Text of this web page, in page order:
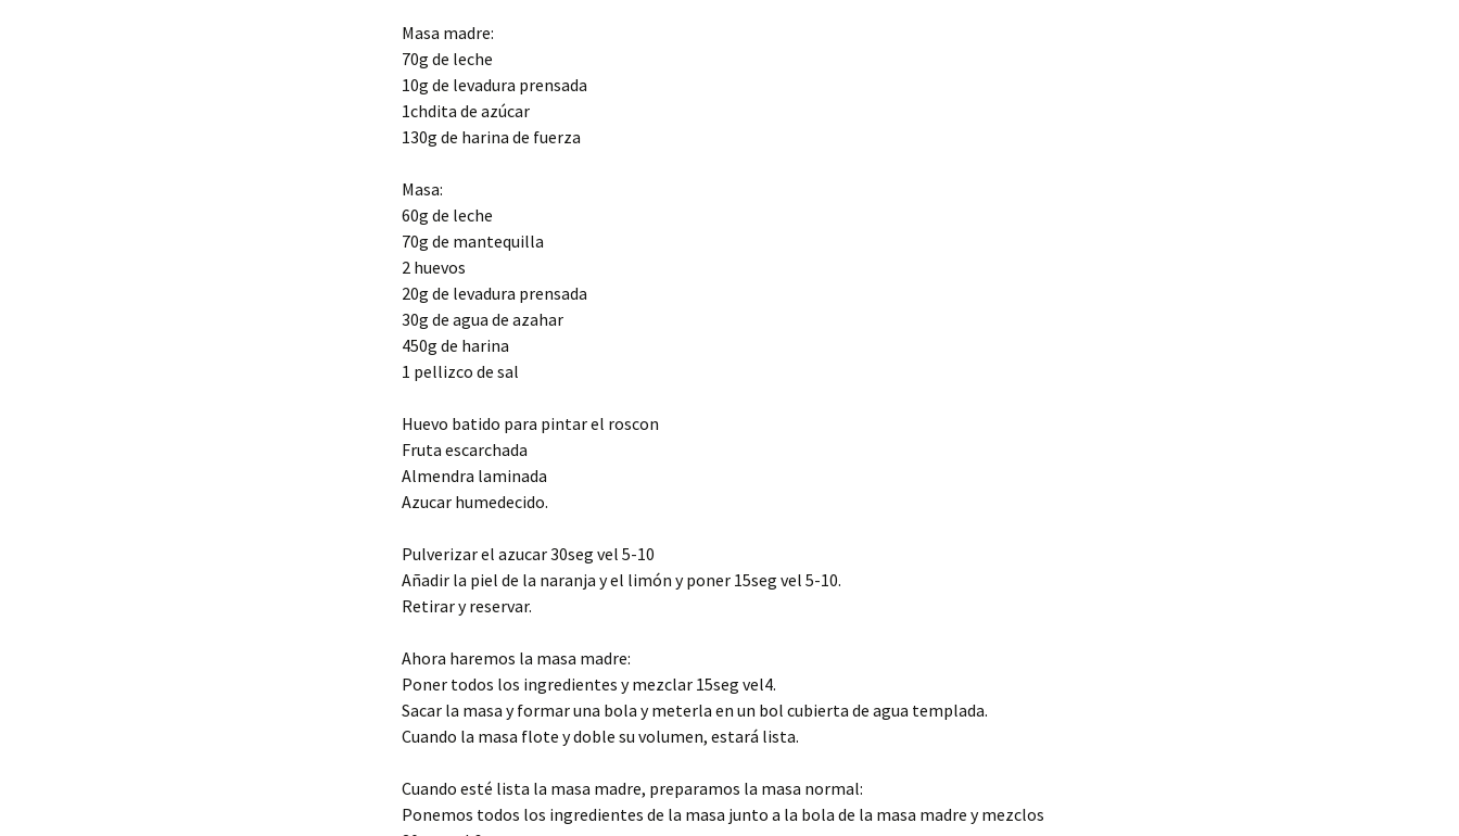
Masa madre:
70g de leche
10g de levadura prensada
1chdita de azúcar
130g de harina de fuerza
Masa:
60g de leche
70g de mantequilla
2 huevos
20g de levadura prensada
30g de agua de azahar
450g de harina
1 pellizco de sal
Huevo batido para pintar el roscon
Fruta escarchada
Almendra laminada
Azucar humedecido.
Pulverizar el azucar 30seg vel 5-10
Añadir la piel de la naranja y el limón y poner 15seg vel 5-10.
Retirar y reservar.
Ahora haremos la masa madre:
Poner todos los ingredientes y mezclar 15seg vel4.
Sacar la masa y formar una bola y meterla en un bol cubierta de agua templada.
Cuando la masa flote y doble su volumen, estará lista.
Cuando esté lista la masa madre, preparamos la masa normal:
Ponemos todos los ingredientes de la masa junto a la bola de la masa madre y mezclos